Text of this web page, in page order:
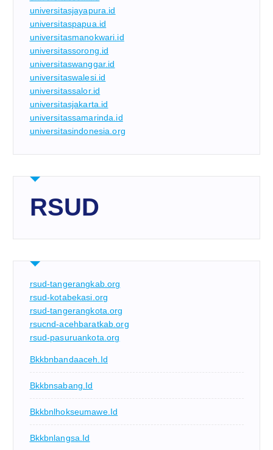
universitasjayapura.id
universitaspapua.id
universitasmanokwari.id
universitassorong.id
universitaswanggar.id
universitaswalesi.id
universitassalor.id
universitasjakarta.id
universitassamarinda.id
universitasindonesia.org
RSUD
rsud-tangerangkab.org
rsud-kotabekasi.org
rsud-tangerangkota.org
rsucnd-acehbaratkab.org
rsud-pasuruankota.org
Bkkbnbandaaceh.id
Bkkbnsabang.id
Bkkbnlhokseumawe.id
Bkkbnlangsa.id